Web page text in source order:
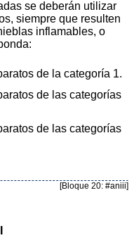
se deberán utilizar
siempre que resulten
inflamables, o
de la categoría 1.
de las categorías
de las categorías
[Bloque 20: #aniii]